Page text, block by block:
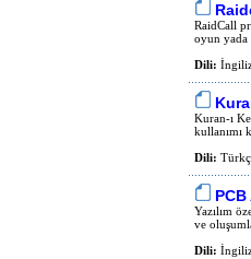
RaidCall
oyun yada
Dili:
Kuran-ı
kullanımı
Dili:
Yazılım
ve
Dili: